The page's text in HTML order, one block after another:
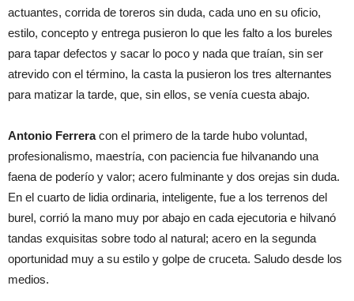
actuantes, corrida de toreros sin duda, cada uno en su oficio,
estilo, concepto y entrega pusieron lo que les falto a los bureles
para tapar defectos y sacar lo poco y nada que traían, sin ser
atrevido con el término, la casta la pusieron los tres alternantes
para matizar la tarde, que, sin ellos, se venía cuesta abajo.
Antonio Ferreracon el primero de la tarde hubo voluntad,
profesionalismo, maestría, con paciencia fue hilvanando una
faena de poderío y valor; acero fulminante y dos orejas sin duda.
En el cuarto de lidia ordinaria, inteligente, fue a los terrenos del
burel, corrió la mano muy por abajo en cada ejecutoria e hilvanó
tandas exquisitas sobre todo al natural; acero en la segunda
oportunidad muy a su estilo y golpe de cruceta. Saludo desde los
medios.